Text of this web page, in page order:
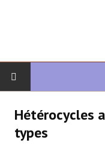
CHIMIE ORGANIQUE
Hétérocycles
types